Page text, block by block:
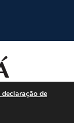
declaração de